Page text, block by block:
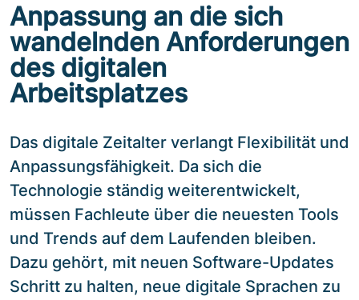
Anpassung an die sich
wandelnden Anforderungen
des digitalen
Arbeitsplatzes
Das digitale Zeitalter verlangt Flexibilität und
Anpassungsfähigkeit. Da sich die
Technologie ständig weiterentwickelt,
müssen Fachleute über die neuesten Tools
und Trends auf dem Laufenden bleiben.
Dazu gehört, mit neuen Software-Updates
Schritt zu halten, neue digitale Sprachen zu